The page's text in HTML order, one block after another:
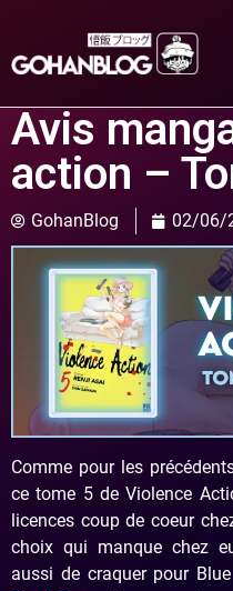
Avis
action –
GohanBlog 02/06/
Comme pour les
ce tome 5 de Violence
licences coup de coeur
choix qui manque chez
aussi de craquer pour